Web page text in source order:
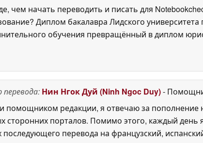
чем начать переводить и писать для
Диплом бакалавра Лидского
обучения превращённый в диплом
Нин Нгок Дуй (Ninh Ngoc Duy)-
помощником редакции, я отвечаю за
сторонних порталов. Помимо этого, каждый
последующего перевода на французский,